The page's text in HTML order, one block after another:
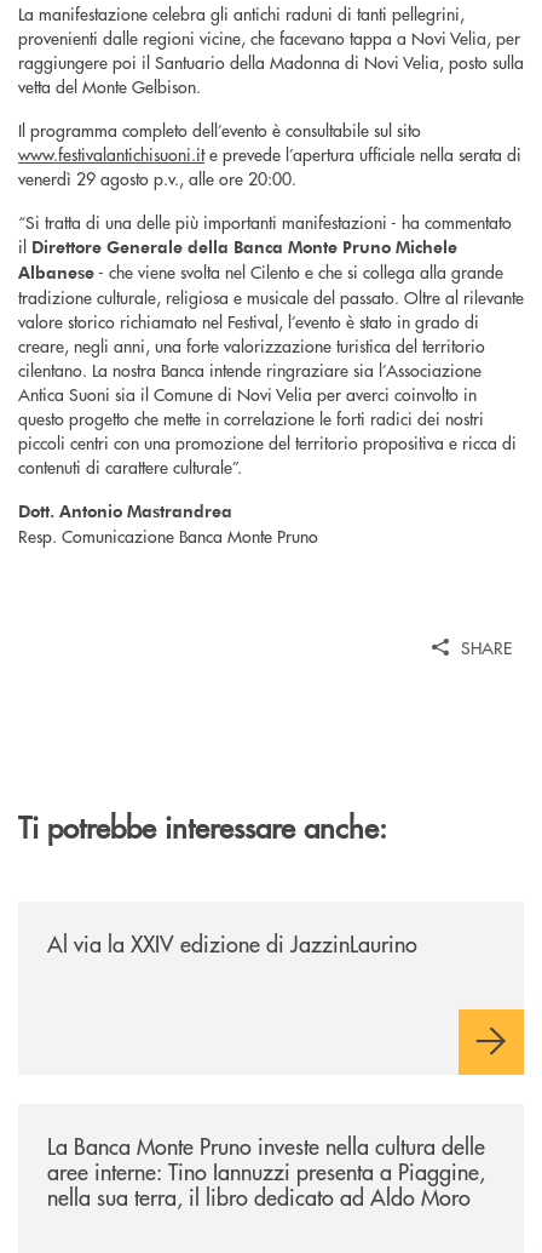
La manifestazione celebra gli antichi raduni di tanti pellegrini,
provenienti dalle regioni vicine, che facevano tappa a Novi Velia, per
raggiungere poi il Santuario della Madonna di Novi Velia, posto sulla
vetta del Monte Gelbison.
Il programma completo dell’evento è consultabile sul sito
www.festivalantichisuoni.ite prevede l’apertura ufficiale nella serata di
venerdì 29 agosto p.v., alle ore 20:00.
“Si tratta di una delle più importanti manifestazioni - ha commentato
il Direttore Generale della Banca Monte Pruno Michele
Albanese- che viene svolta nel Cilento e che si collega alla grande
tradizione culturale, religiosa e musicale del passato. Oltre al rilevante
valore storico richiamato nel Festival, l’evento è stato in grado di
creare, negli anni, una forte valorizzazione turistica del territorio
cilentano. La nostra Banca intende ringraziare sia l’Associazione
Antica Suoni sia il Comune di Novi Velia per averci coinvolto in
questo progetto che mette in correlazione le forti radici dei nostri
piccoli centri con una promozione del territorio propositiva e ricca di
contenuti di carattere culturale”.
Dott. Antonio Mastrandrea
Resp. Comunicazione Banca Monte Pruno
SHARE
Ti potrebbe interessare anche:
Al via la XXIV edizione di JazzinLaurino
La Banca Monte Pruno investe nella cultura delle
aree interne: Tino Iannuzzi presenta a Piaggine,
nella sua terra, il libro dedicato ad Aldo Moro